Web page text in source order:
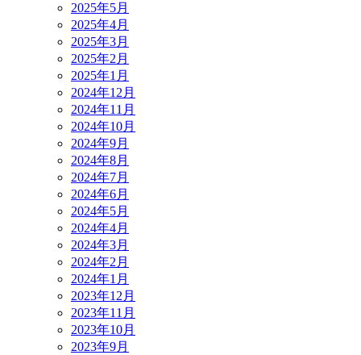
2025年5月
2025年4月
2025年3月
2025年2月
2025年1月
2024年12月
2024年11月
2024年10月
2024年9月
2024年8月
2024年7月
2024年6月
2024年5月
2024年4月
2024年3月
2024年2月
2024年1月
2023年12月
2023年11月
2023年10月
2023年9月